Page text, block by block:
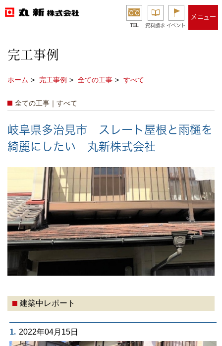
TEL 資料請求 イベント
メニュー
完工事例
ホーム 完工事例 全ての工事 すべて
全ての工事｜すべて
岐阜県多治見市 スレート屋根と雨樋を
綺麗にしたい 丸新株式会社
建築中レポート
1. 2022年04月15日